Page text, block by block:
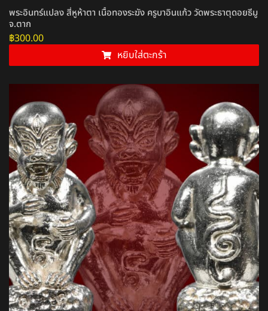
พระอินทร์แปลง สี่หูห้าตา เนื้อทองระฆัง ครูบาอินแก้ว วัดพระธาตุดอยธีมู
จ.ตาก
฿300.00
หยิบใส่ตะกร้า